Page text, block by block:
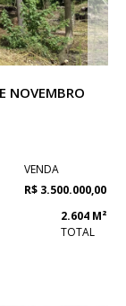
NOVEMBRO
VENDA
R$ 3.500.000,00
2.604 M²
TOTAL